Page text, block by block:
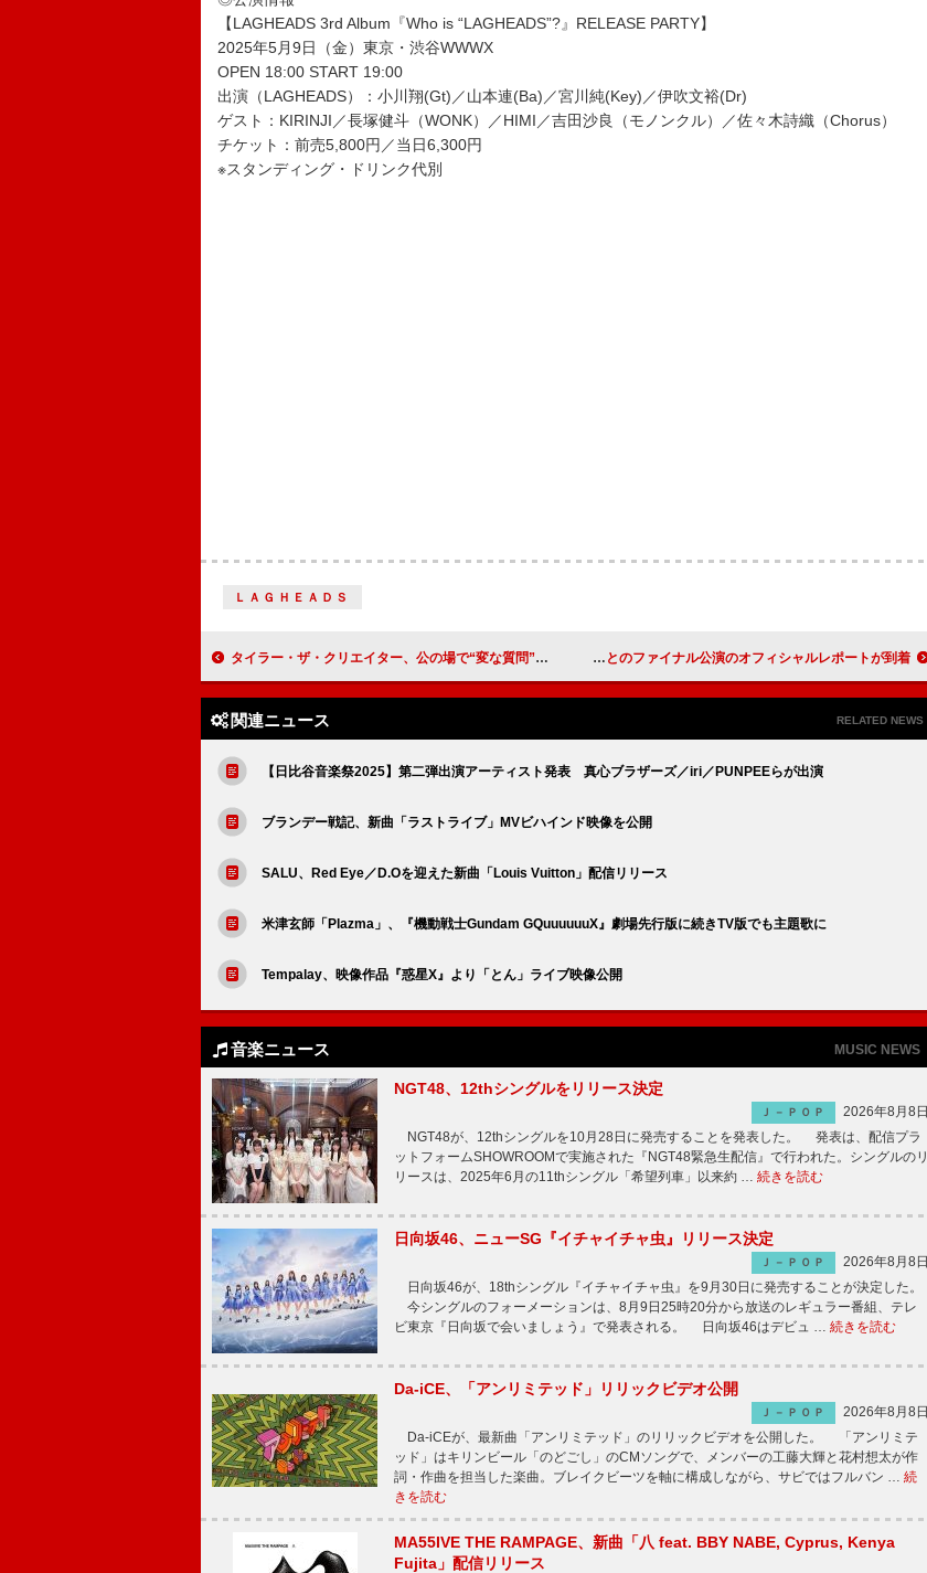
【LAGHEADS 3rd Album『Who is “LAGHEADS”?』RELEASE PARTY】
2025年5月9日（金）東京・渋谷WWWX
OPEN 18:00 START 19:00
出演（LAGHEADS）：小川翔(Gt)／山本連(Ba)／宮川純(Key)／伊吹文裕(Dr)
ゲスト：KIRINJI／長塚健斗（WONK）／HIMI／吉田沙良（モノンクル）／佐々木詩織（Chorus）
チケット：前売5,800円／当日6,300円
※スタンディング・ドリンク代別
ＬＡＧＨＥＡＤＳ
タイラー・ザ・クリエイター、公の場で“変な質問”をするのをやめるようファンに求める Saucy Dog、5か月連続対バン企画終幕 羊文学とのファイナル公演のオフィシャルレポートが到着
関連ニュース RELATED NEWS
【日比谷音楽祭2025】第二弾出演アーティスト発表 真心ブラザーズ／iri／PUNPEEらが出演
ブランデー戦記、新曲「ラストライブ」MVビハインド映像を公開
SALU、Red Eye／D.Oを迎えた新曲「Louis Vuitton」配信リリース
米津玄師「Plazma」、『機動戦士Gundam GQuuuuuuX』劇場先行版に続きTV版でも主題歌に
Tempalay、映像作品『惑星X』より「とん」ライブ映像公開
音楽ニュース MUSIC NEWS
NGT48、12thシングルをリリース決定
Ｊ－ＰＯＰ
2026年8月8日
NGT48が、12thシングルを10月28日に発売することを発表した。 発表は、配信プラ
ットフォームSHOWROOMで実施された『NGT48緊急生配信』で行われた。シングルのリ
リースは、2025年6月の11thシングル「希望列車」以来約 … 続きを読む
日向坂46、ニューSG『イチャイチャ虫』リリース決定
Ｊ－ＰＯＰ
2026年8月8日
日向坂46が、18thシングル『イチャイチャ虫』を9月30日に発売することが決定した。
今シングルのフォーメーションは、8月9日25時20分から放送のレギュラー番組、テレ
ビ東京『日向坂で会いましょう』で発表される。 日向坂46はデビュ … 続きを読む
Da-iCE、「アンリミテッド」リリックビデオ公開
Ｊ－ＰＯＰ
2026年8月8日
Da-iCEが、最新曲「アンリミテッド」のリリックビデオを公開した。 「アンリミテ
ッド」はキリンビール「のどごし」のCMソングで、メンバーの工藤大輝と花村想太が作
詞・作曲を担当した楽曲。ブレイクビーツを軸に構成しながら、サビではフルバン … 続
きを読む
MA55IVE THE RAMPAGE、新曲「八 feat. BBY NABE, Cyprus, Kenya
Fujita」配信リリース